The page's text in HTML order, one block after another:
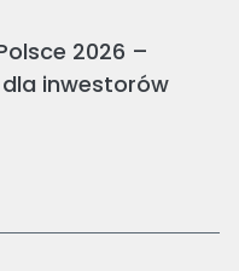
2026 –
inwestorów